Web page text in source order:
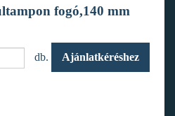
fogó,140 mm
db. Ajánlatkéréshez